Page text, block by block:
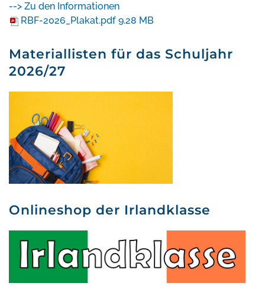
--> Zu den Informationen
RBF-2026_Plakat.pdf 9.28 MB
Materiallisten für das Schuljahr
2026/27
Onlineshop der Irlandklasse